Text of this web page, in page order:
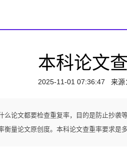
本科论文
2025-11-01 07:36:47 来源
么论文都要检查重复率，目的是防止抄袭
衡量论文原创度。本科论文查重率要求是